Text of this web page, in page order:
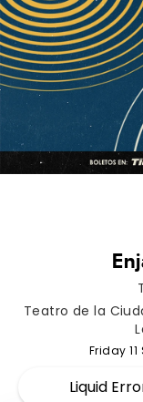
Teatro de la
Friday
Liquid